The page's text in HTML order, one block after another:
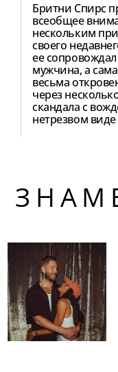
Бритни Спирс
всеобщее
нескольким
своего
ее
мужчина, а
весьма
через
скандала с
нетрезвом виде